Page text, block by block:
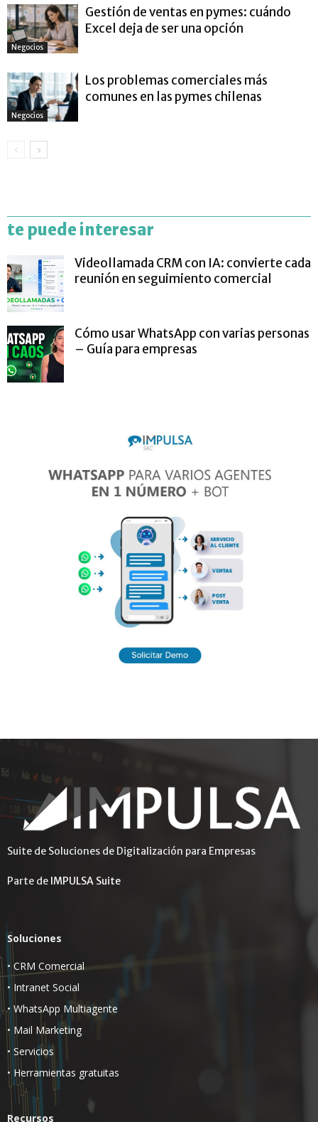
Negocios
Gestión de ventas en pymes: cuándo
Excel deja de ser una opción
Negocios
Los problemas comerciales más
comunes en las pymes chilenas
te puede interesar
Videollamada CRM con IA: convierte cada
reunión en seguimiento comercial
Cómo usar WhatsApp con varias personas
– Guía para empresas
Suite de Soluciones de Digitalización para Empresas
Parte de IMPULSA Suite
Soluciones
• CRM Comercial
• Intranet Social
• WhatsApp Multiagente
• Mail Marketing
• Servicios
• Herramientas gratuitas
Recursos